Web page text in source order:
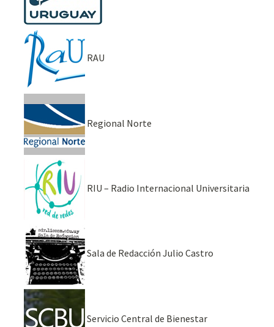
RAU
Regional Norte
RIU – Radio Internacional Universitaria
Sala de Redacción Julio Castro
Servicio Central de Bienestar